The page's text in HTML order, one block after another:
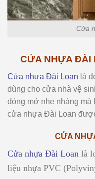
Cửa
CỬA NHỰA ĐÀI
Cửa nhựa Đài Loan là
dùng cho cửa nhà vệ
đóng mở nhẹ nhàng
cửa nhựa Đài Loan
CỬA
Cửa nhựa Đài Loan là
liệu nhựa PVC